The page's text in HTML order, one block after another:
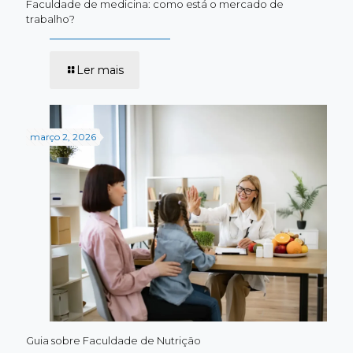
Faculdade de medicina: como está o mercado de
trabalho?
Ler mais-
medicina:
de
trabalho?
março 2, 2026
Guia sobre Faculdade de Nutrição